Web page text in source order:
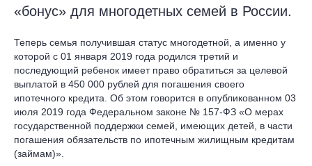
«бонус» для многодетных семей в России.
Теперь семья получившая статус многодетной, а именно у
которой с 01 января 2019 года родился третий и
последующий ребенок имеет право обратиться за целевой
выплатой в 450 000 рублей для погашения своего
ипотечного кредита. Об этом говорится в опубликованном 03
июля 2019 года Федеральном законе № 157-ФЗ «О мерах
государственной поддержки семей, имеющих детей, в части
погашения обязательств по ипотечным жилищным кредитам
(займам)».